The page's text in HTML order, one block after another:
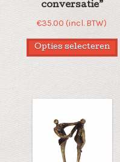
conversatie”
€35.00 (incl. BTW)
Opties selecteren